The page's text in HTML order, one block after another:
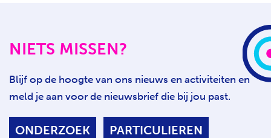
NIETS MISSEN?
Blijf op de hoogte van ons nieuws en activiteiten en
meld je aan voor de nieuwsbrief die bij jou past.
ONDERZOEK PARTICULIEREN